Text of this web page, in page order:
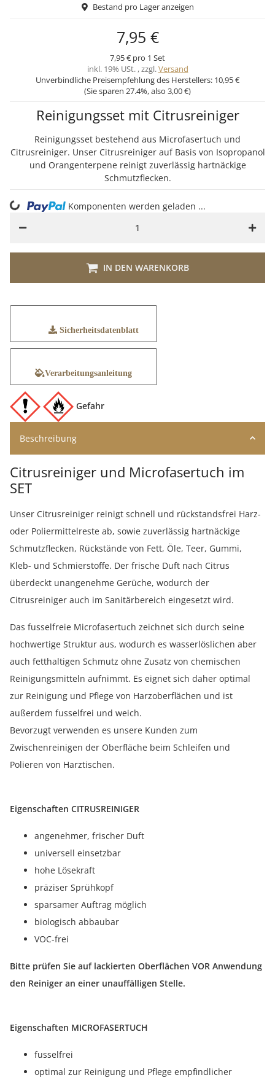
Bestand pro Lager anzeigen
7,95 €
7,95 € pro 1 Set
inkl. 19% USt. , zzgl. Versand
Unverbindliche Preisempfehlung des Herstellers: 10,95 €
(Sie sparen 27.4%, also 3,00 €)
Reinigungsset mit Citrusreiniger
Reinigungsset bestehend aus Microfasertuch und
Citrusreiniger. Unser Citrusreiniger auf Basis von Isopropanol
und Orangenterpene reinigt zuverlässig hartnäckige
Schmutzflecken.
IN DEN WARENKORB
Komponenten werden geladen ...
Sicherheitsdatenblatt
Verarbeitungsanleitung
Gefahr
Beschreibung
Citrusreiniger und Microfasertuch im
SET
Unser Citrusreiniger reinigt schnell und rückstandsfrei Harz-
oder Poliermittelreste ab, sowie zuverlässig hartnäckige
Schmutzflecken, Rückstände von Fett, Öle, Teer, Gummi,
Kleb- und Schmierstoffe. Der frische Duft nach Citrus
überdeckt unangenehme Gerüche, wodurch der
Citrusreiniger auch im Sanitärbereich eingesetzt wird.
Das fusselfreie Microfasertuch zeichnet sich durch seine
hochwertige Struktur aus, wodurch es wasserlöslichen aber
auch fetthaltigen Schmutz ohne Zusatz von chemischen
Reinigungsmitteln aufnimmt. Es eignet sich daher optimal
zur Reinigung und Pflege von Harzoberflächen und ist
außerdem fusselfrei und weich.
Bevorzugt verwenden es unsere Kunden zum
Zwischenreinigen der Oberfläche beim Schleifen und
Polieren von Harztischen.
Eigenschaften CITRUSREINIGER
angenehmer, frischer Duft
universell einsetzbar
hohe Lösekraft
präziser Sprühkopf
sparsamer Auftrag möglich
biologisch abbaubar
VOC-frei
Bitte prüfen Sie auf lackierten Oberflächen VOR Anwendung
den Reiniger an einer unauffälligen Stelle.
Eigenschaften MICROFASERTUCH
fusselfrei
optimal zur Reinigung und Pflege empfindlicher